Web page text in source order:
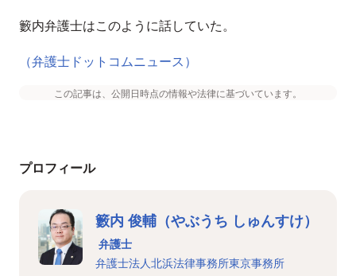
籔内弁護士はこのように話していた。
（弁護士ドットコムニュース）
この記事は、公開日時点の情報や法律に基づいています。
プロフィール
籔内 俊輔（やぶうち しゅんすけ）
弁護士
弁護士法人北浜法律事務所東京事務所